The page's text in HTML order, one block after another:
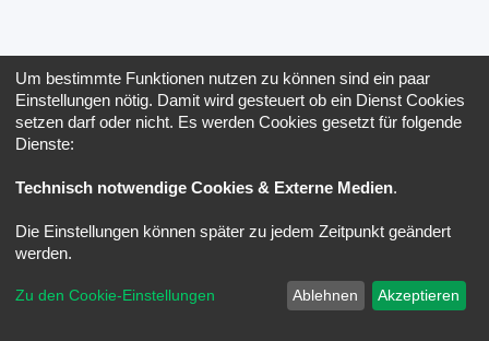
Um bestimmte Funktionen nutzen zu können sind ein paar
Einstellungen nötig. Damit wird gesteuert ob ein Dienst Cookies
setzen darf oder nicht. Es werden Cookies gesetzt für folgende
Dienste:
Technisch notwendige Cookies & Externe Medien.
Die Einstellungen können später zu jedem Zeitpunkt geändert
werden.
Zu den Cookie-Einstellungen Ablehnen Akzeptieren